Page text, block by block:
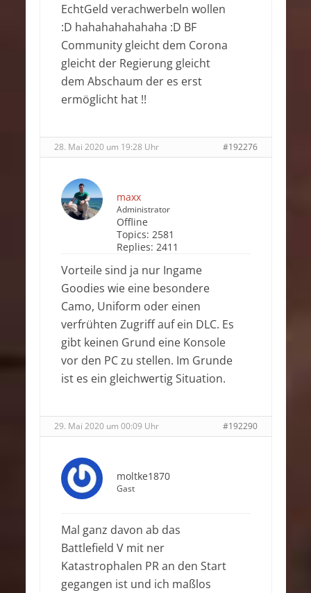
EchtGeld verachwerbeln wollen
:D hahahahahahaha :D BF
Community gleicht dem Corona
gleicht der Regierung gleicht
dem Abschaum der es erst
ermöglicht hat !!
28. Mai 2020 um 19:28 Uhr #192276
maxx
Administrator
Offline
Topics: 2581
Replies: 2411
Vorteile sind ja nur Ingame
Goodies wie eine besondere
Camo, Uniform oder einen
verfrühten Zugriff auf ein DLC. Es
gibt keinen Grund eine Konsole
vor den PC zu stellen. Im Grunde
ist es ein gleichwertig Situation.
29. Mai 2020 um 00:09 Uhr #192290
moltke1870
Gast
Mal ganz davon ab das
Battlefield V mit ner
Katastrophalen PR an den Start
gegangen ist und ich maßlos